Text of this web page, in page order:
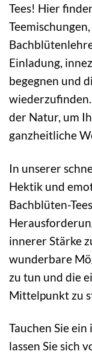
Tees! Hier
Einladung,
begegnen und
der Natur, um
ganzheitliche
In unserer
Hektik und
Bachblüten-
innerer Stärke
wunderbare
zu tun und die
Mittelpunkt zu
Tauchen Sie
lassen Sie sich